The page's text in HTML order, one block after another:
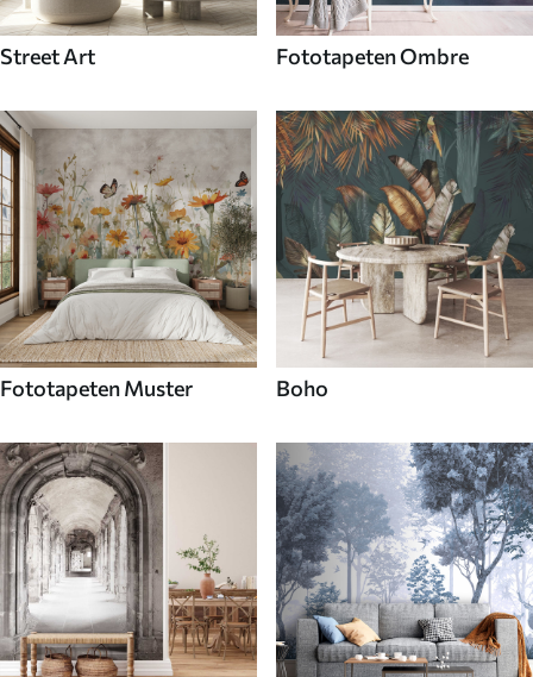
Street Art Fototapeten Ombre
Fototapeten Muster Boho